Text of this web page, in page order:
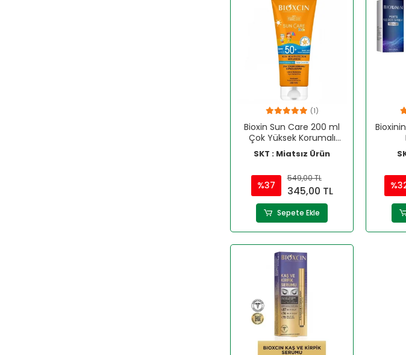
(1)
Bioxin Sun Care 200 ml
Çok Yüksek Korumalı
Güneş Losyonu
SKT : Miatsız Ürün
%37
549,00 TL
345,00 TL
Sepete Ekle